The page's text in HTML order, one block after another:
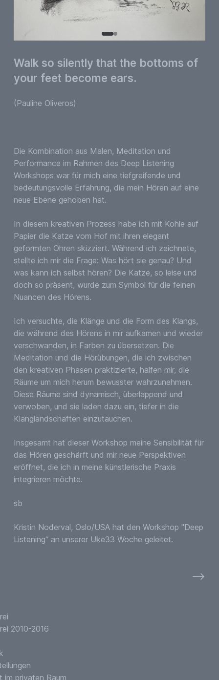
Walk so silently that the bottoms of
your feet become ears.
(Pauline Oliveros)
Die Kombination aus Malen, Meditation und
Performance im Rahmen des Deep Listening
Workshops war für mich eine tiefgreifende und
bedeutungsvolle Erfahrung, die mein Hören auf eine
neue Ebene gehoben hat.
In diesem kreativen Prozess habe ich mit Kohle auf
Papier die Katze vom Hof mit ihren elegant
geformten Ohren skizziert. Während ich zeichnete,
stellte ich mir die Frage: Was hört sie genau? Und
was kann ich selbst hören? Die Katze, so leise und
doch so präsent, wurde zum Symbol für die feinen
Nuancen des Hörens.
Ich versuchte, die Klänge und die Form des Klangs,
die während des Hörens in mir aufkamen und wieder
verschwanden, in Farben zu übersetzen. Die
Meditation und die Hörübungen, die ich zwischen
den kreativen Phasen praktizierte, halfen mir, die
Räume um mich herum bewusster wahrzunehmen.
Diese Räume sind dynamisch, überlappend und
verwoben, und sie laden dazu ein, tiefer in die
Klanglandschaften einzutauchen.
Insgesamt hat dieser Workshop meine Sensibilität für
das Hören geschärft und mir neue Perspektiven
eröffnet, die ich in meine künstlerische Praxis
integrieren möchte.
sb
Kristin Noderval, Oslo/USA hat den Workshop "Deep
Listening“ an unserer Uke33 Woche geleitet.
⟶
2010-2016
im privaten Raum